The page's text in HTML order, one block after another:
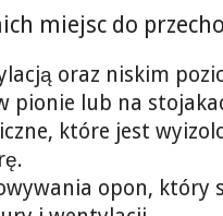
miejsc do
oraz niskim
pionie lub na
które jest
opon, który